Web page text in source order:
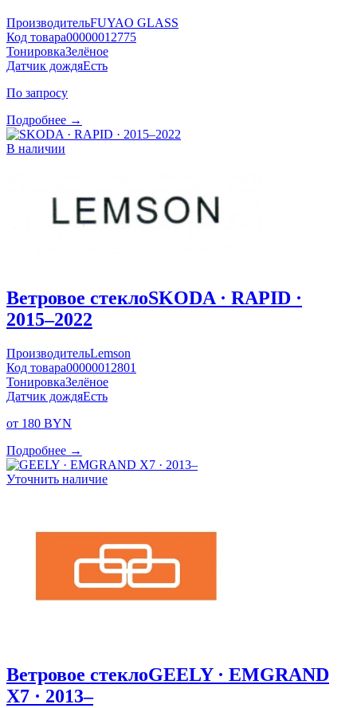
ПроизводительFUYAO GLASS
Код товара00000012775
ТонировкаЗелёное
Датчик дождяЕсть
По запросу
Подробнее →
В наличии
Ветровое стеклоSKODA · RAPID ·
2015–2022
ПроизводительLemson
Код товара00000012801
ТонировкаЗелёное
Датчик дождяЕсть
от 180 BYN
Подробнее →
Уточнить наличие
Ветровое стеклоGEELY · EMGRAND
X7 · 2013–